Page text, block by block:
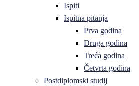
Ispiti
Ispitna pitanja
Prva godina
Druga godina
Treća godina
Četvrta godina
Postdiplomski studij